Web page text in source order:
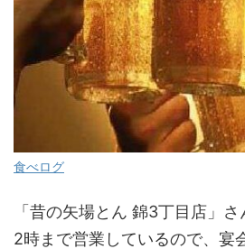
食べログ
「昔の矢場とん 錦3丁目店」
2時まで営業しているので、宴